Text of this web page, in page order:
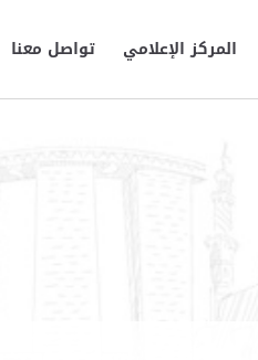
المركز الإعلامي تواصل معنا